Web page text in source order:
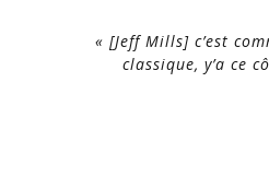
« [Jeff Mills] c’est
classique, y’a ce